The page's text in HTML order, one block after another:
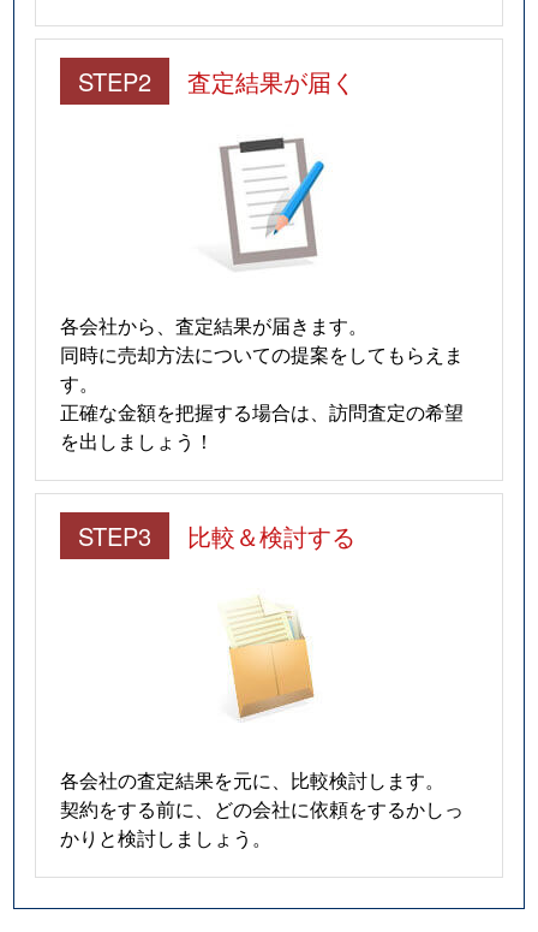
STEP2 査定結果が届く
各会社から、査定結果が届きます。
同時に売却方法についての提案をしてもらえま
す。
正確な金額を把握する場合は、訪問査定の希望
を出しましょう！
STEP3 比較＆検討する
各会社の査定結果を元に、比較検討します。
契約をする前に、どの会社に依頼をするかしっ
かりと検討しましょう。